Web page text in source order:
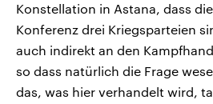
Konstellation in Astana, dass
Konferenz drei Kriegsparteien
auch indirekt an den
so dass natürlich die Frage
das, was hier verhandelt wird,